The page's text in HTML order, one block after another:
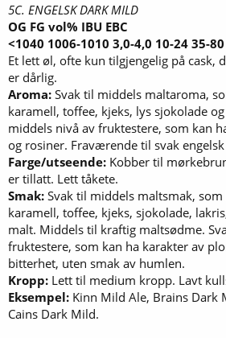
5C. ENGELSK DARK MILD
OG FG vol% IBU EBC
<1040 1006-1010 3,0-4,0 10-24 35-80
Et lett øl, ofte kun tilgjengelig på cask,
er dårlig.
Aroma: Svak til middels maltaroma,
karamell, toffee, kjeks, lys sjokolade
middels nivå av fruktestere, som kan
og rosiner. Fraværende til svak
Farge/utseende: Kobber til
er tillatt. Lett tåkete.
Smak: Svak til middels maltsmak,
karamell, toffee, kjeks, sjokolade,
malt. Middels til kraftig maltsødme.
fruktestere, som kan ha karakter av
bitterhet, uten smak av humlen.
Kropp: Lett til medium kropp. Lavt
Eksempel: Kinn Mild Ale, Brains Dark
Cains Dark Mild.